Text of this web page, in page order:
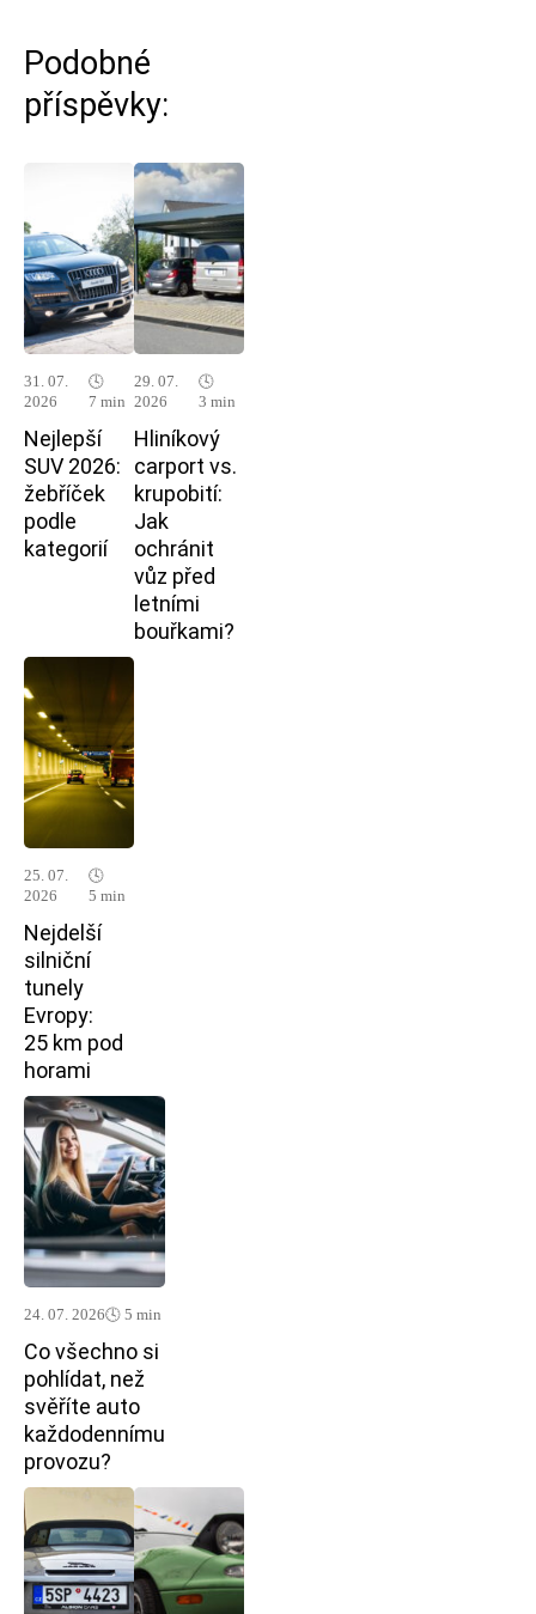
Podobné
příspěvky:
31. 07.
2026
🕓
7 min
Nejlepší
SUV 2026:
žebříček
podle
kategorií
29. 07.
2026
🕓
3 min
Hliníkový
carport vs.
krupobití:
Jak
ochránit
vůz před
letními
bouřkami?
25. 07.
2026
🕓
5 min
Nejdelší
silniční
tunely
Evropy:
25 km pod
horami
24. 07. 2026🕓 5 min
Co všechno si
pohlídat, než
svěříte auto
každodennímu
provozu?